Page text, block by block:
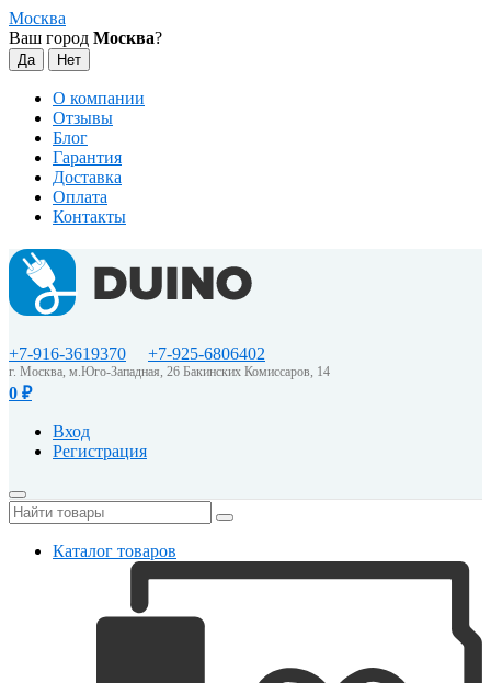
Москва
Ваш город Москва?
О компании
Отзывы
Блог
Гарантия
Доставка
Оплата
Контакты
+7-916-3619370 +7-925-6806402
г. Москва, м.Юго-Западная, 26 Бакинских Комиссаров, 14
0 ₽
Вход
Регистрация
Каталог товаров